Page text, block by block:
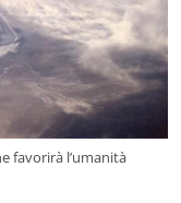
favorirà l’umanità